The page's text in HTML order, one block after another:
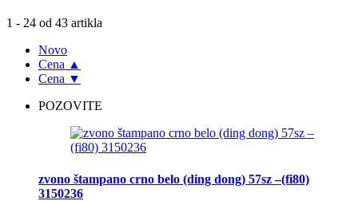
1 - 24 od 43 artikla
Novo
Cena ▲
Cena ▼
POZOVITE
zvono štampano crno belo (ding dong) 57sz –(fi80)
3150236